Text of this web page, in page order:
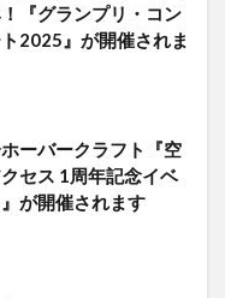
『グランプリ・コン
2025』が開催されま
ーバークラフト『空
セス 1周年記念イベ
が開催されます